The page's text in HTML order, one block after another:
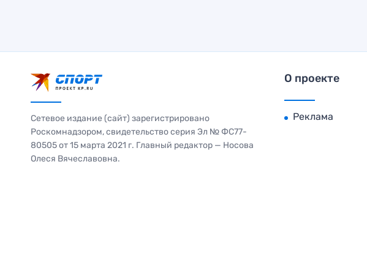
Сетевое издание (сайт) зарегистрировано
Роскомнадзором, свидетельство серия Эл № ФС77-
80505 от 15 марта 2021 г. Главный редактор — Носова
Олеся Вячеславовна.
О проекте
Реклама